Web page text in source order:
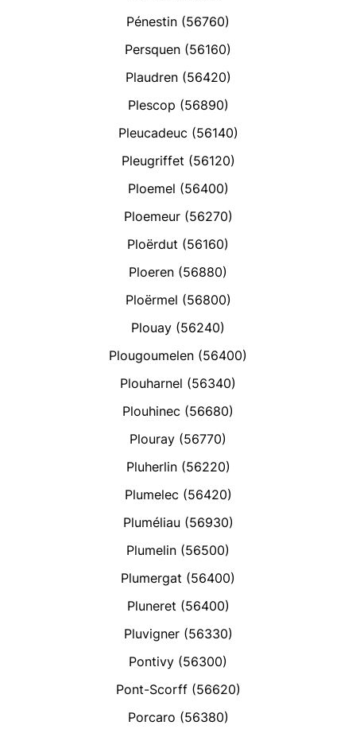
Pénestin (56760)
Persquen (56160)
Plaudren (56420)
Plescop (56890)
Pleucadeuc (56140)
Pleugriffet (56120)
Ploemel (56400)
Ploemeur (56270)
Ploërdut (56160)
Ploeren (56880)
Ploërmel (56800)
Plouay (56240)
Plougoumelen (56400)
Plouharnel (56340)
Plouhinec (56680)
Plouray (56770)
Pluherlin (56220)
Plumelec (56420)
Pluméliau (56930)
Plumelin (56500)
Plumergat (56400)
Pluneret (56400)
Pluvigner (56330)
Pontivy (56300)
Pont-Scorff (56620)
Porcaro (56380)